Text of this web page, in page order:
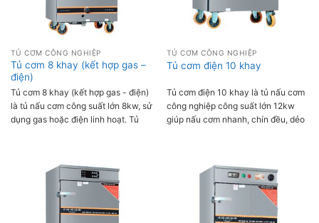
TỦ CƠM CÔNG NGHIỆP
Tủ cơm 8 khay (kết hợp gas –
điện)
Tủ cơm 8 khay (kết hợp gas - điện)
là tủ nấu cơm công suất lớn 8kw, sử
dụng gas hoặc điện linh hoạt. Tủ
tập thể, bếp căn tin,....
TỦ CƠM CÔNG NGHIỆP
Tủ cơm điện 10 khay
Tủ cơm điện 10 khay là tủ nấu cơm
công nghiệp công suất lớn 12kw
giúp nấu cơm nhanh, chín đều, dẻo
nhà hàng, trường học, bệnh viện,...